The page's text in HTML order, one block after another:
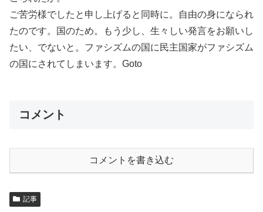
ご苦労様でしたと申し上げると同時に。自由の身になられ
たのです。国のため。もう少し、生々しい発言をお願いし
たい、でないと。ファシズムの国に民主国家がファシズム
の国にされてしまいます。Goto
コメント
コメントを書き込む
記事